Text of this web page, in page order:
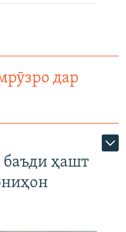
дар
баъди ҳашт